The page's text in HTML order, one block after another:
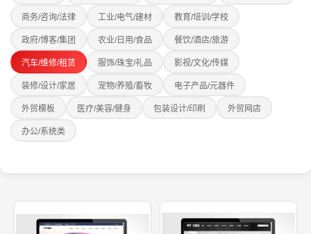
商务/咨询/法律 工业/电气/建材 教育/培训/学校
政府/博客/集团 农业/日用/食品 餐饮/酒店/旅游
汽车/维修/租赁 服饰/珠宝/礼品 影视/文化/传媒
装修/设计/家居 宠物/养殖/畜牧 电子产品/元器件
外贸模板 医疗/美容/健身 包装设计/印刷 外贸网店
办公/系统类